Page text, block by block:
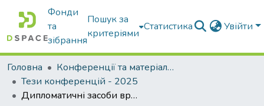
Фонди
та
зібрання
Пошук за
критеріями
Статистика Увійти
Головна
Конференції та матеріали конференцій
Тези конференцій - 2025
Дипломатичні засоби врегулювання конфліктів на Південному Кавказі